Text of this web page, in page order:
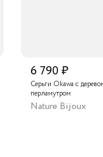
6 790 ₽
Серьги Okawa с
перламутром
Nature Bijoux